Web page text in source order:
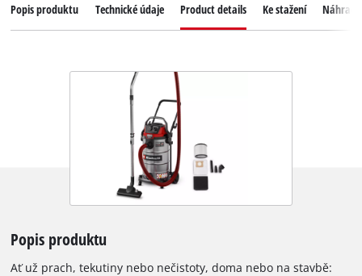
Popis produktu Technické údaje Product details Ke stažení
Popis produktu
Ať už prach, tekutiny nebo nečistoty, doma nebo na stavbě: